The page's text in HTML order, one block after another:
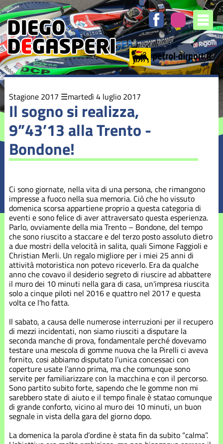
Stagione 2017 martedì 4 luglio 2017
Il sogno si realizza,
9”43’13 alla Trento -
Bondone!
Ci sono giornate, nella vita di una persona, che rimangono
impresse a fuoco nella sua memoria. Ciò che ho vissuto
domenica scorsa appartiene proprio a questa categoria di
eventi e sono felice di aver attraversato questa esperienza.
Parlo, ovviamente della mia Trento – Bondone, del tempo
che sono riuscito a staccare e del terzo posto assoluto dietro
a due mostri della velocità in salita, quali Simone Faggioli e
Christian Merli. Un regalo migliore per i miei 25 anni di
attività motoristica non potevo riceverlo. Era da qualche
anno che covavo il desiderio segreto di riuscire ad abbattere
il muro dei 10 minuti nella gara di casa, un'impresa riuscita
solo a cinque piloti nel 2016 e quattro nel 2017 e questa
volta ce l'ho fatta.
Il sabato, a causa delle numerose interruzioni per il recupero
di mezzi incidentati, non siamo riusciti a disputare la
seconda manche di prova, fondamentale perché dovevamo
testare una mescola di gomme nuova che la Pirelli ci aveva
fornito, cosi abbiamo disputato l’unica concessaci con
coperture usate l’anno prima, ma che comunque sono
servite per familiarizzare con la macchina e con il percorso.
Sono partito subito forte, sapendo che le gomme non mi
sarebbero state di aiuto e il tempo finale è statao comunque
di grande conforto, vicino al muro dei 10 minuti, un buon
segnale in vista della gara del giorno dopo.
La domenica la parola d’ordine è stata fin da subito “calma”.
degli
argomenti
delle
notizie:
Stagione
2016
Stagione
2017
Stagione
2018
Stagione
Stagione
2020
Stagione
2021
Stagione
2022
Stagione
2023
Stagione
2024
Stagione
2025
Stagione
2026